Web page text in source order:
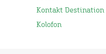
Kontakt Destination
Kolofon